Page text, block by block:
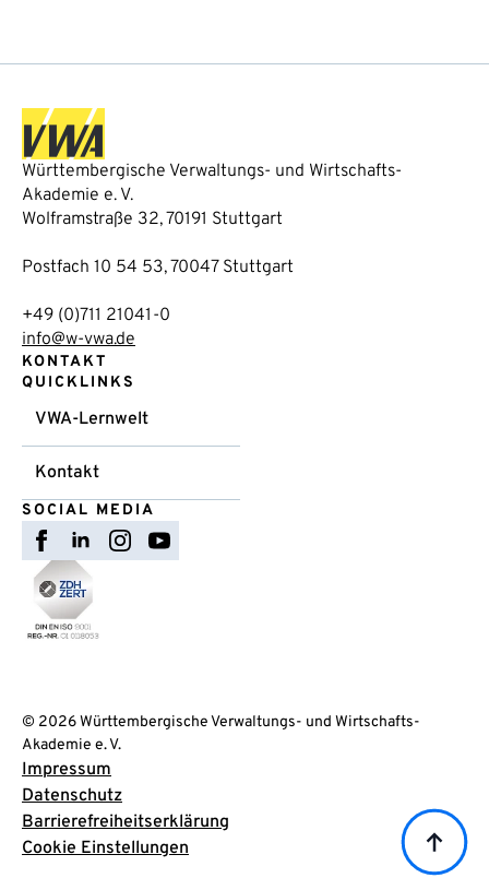
Württembergische Verwaltungs- und Wirtschafts-
Akademie e. V.
Wolframstraße 32, 70191 Stuttgart
Postfach 10 54 53, 70047 Stuttgart
+49 (0)711 21041-0
info@w-vwa.de
KONTAKT
QUICKLINKS
VWA-Lernwelt
Kontakt
SOCIAL MEDIA
© 2026 Württembergische Verwaltungs- und Wirtschafts-
Akademie e. V.
Impressum
Datenschutz
Barrierefreiheitserklärung
Cookie Einstellungen